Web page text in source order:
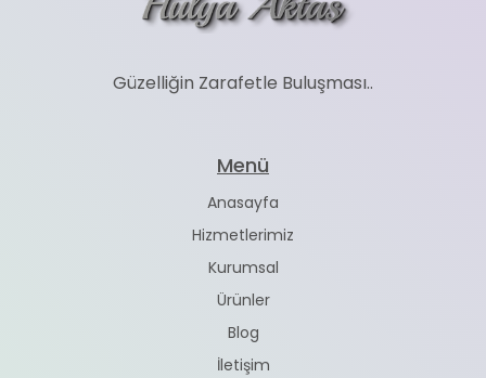
Güzelliğin Zarafetle Buluşması..
Menü
Anasayfa
Hizmetlerimiz
Kurumsal
Ürünler
Blog
İletişim